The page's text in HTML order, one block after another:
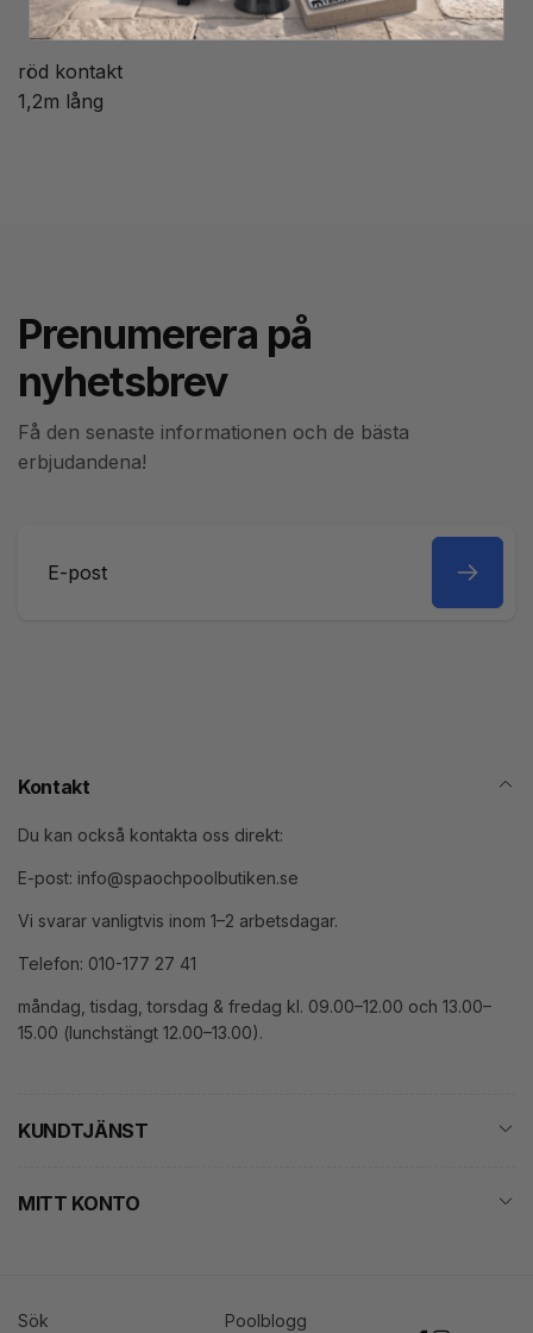
röd kontakt
1,2m lång
Prenumerera på
nyhetsbrev
Få den senaste informationen och de bästa
erbjudandena!
Kontakt
Du kan också kontakta oss direkt:
E-post: info@spaochpoolbutiken.se
Vi svarar vanligtvis inom 1–2 arbetsdagar.
Telefon: 010-177 27 41
måndag, tisdag, torsdag & fredag kl. 09.00–12.00 och 13.00–
15.00 (lunchstängt 12.00–13.00).
KUNDTJÄNST
MITT KONTO
Sök Poolblogg